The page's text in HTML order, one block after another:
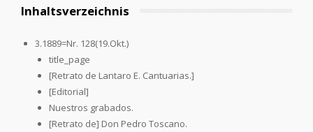
Inhaltsverzeichnis
3.1889=Nr. 128(19.Okt.)
title_page
[Retrato de Lantaro E. Cantuarias.]
[Editorial]
Nuestros grabados.
[Retrato de] Don Pedro Toscano.